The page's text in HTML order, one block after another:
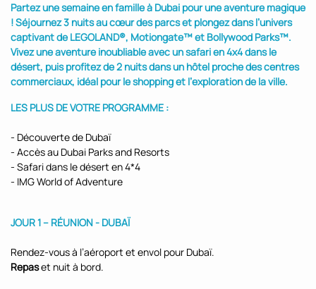
Partez une semaine en famille à Dubai pour une aventure magique
! Séjournez 3 nuits au cœur des parcs et plongez dans l’univers
captivant de LEGOLAND®, Motiongate™ et Bollywood Parks™.
Vivez une aventure inoubliable avec un safari en 4x4 dans le
désert, puis profitez de 2 nuits dans un hôtel proche des centres
commerciaux, idéal pour le shopping et l’exploration de la ville.
LES PLUS DE VOTRE PROGRAMME :
- Découverte de Dubaï
- Accès au Dubai Parks and Resorts
- Safari dans le désert en 4*4
- IMG World of Adventure
JOUR 1 – RÉUNION - DUBAÏ
Rendez-vous à l’aéroport et envol pour Dubaï.
Repaset nuit à bord.